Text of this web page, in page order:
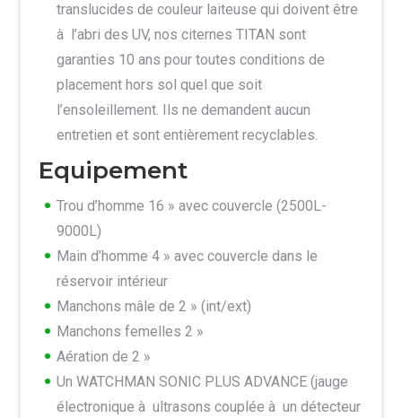
translucides de couleur laiteuse qui doivent être
à l’abri des UV, nos citernes TITAN sont
garanties 10 ans pour toutes conditions de
placement hors sol quel que soit
l’ensoleillement. Ils ne demandent aucun
entretien et sont entièrement recyclables.
Equipement
Trou d’homme 16 » avec couvercle (2500L-
9000L)
Main d’homme 4 » avec couvercle dans le
réservoir intérieur
Manchons mâle de 2 » (int/ext)
Manchons femelles 2 »
Aération de 2 »
Un WATCHMAN SONIC PLUS ADVANCE (jauge
électronique à ultrasons couplée à un détecteur